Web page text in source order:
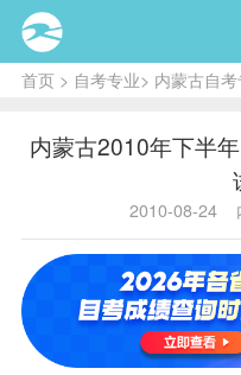
首页> 自考专业> 内蒙古自
内蒙古2010年下半
2010-08-24